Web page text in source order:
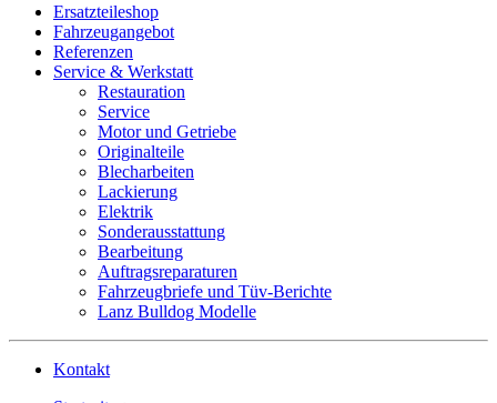
Ersatzteileshop
Fahrzeugangebot
Referenzen
Service & Werkstatt
Restauration
Service
Motor und Getriebe
Originalteile
Blecharbeiten
Lackierung
Elektrik
Sonderausstattung
Bearbeitung
Auftragsreparaturen
Fahrzeugbriefe und Tüv-Berichte
Lanz Bulldog Modelle
Kontakt